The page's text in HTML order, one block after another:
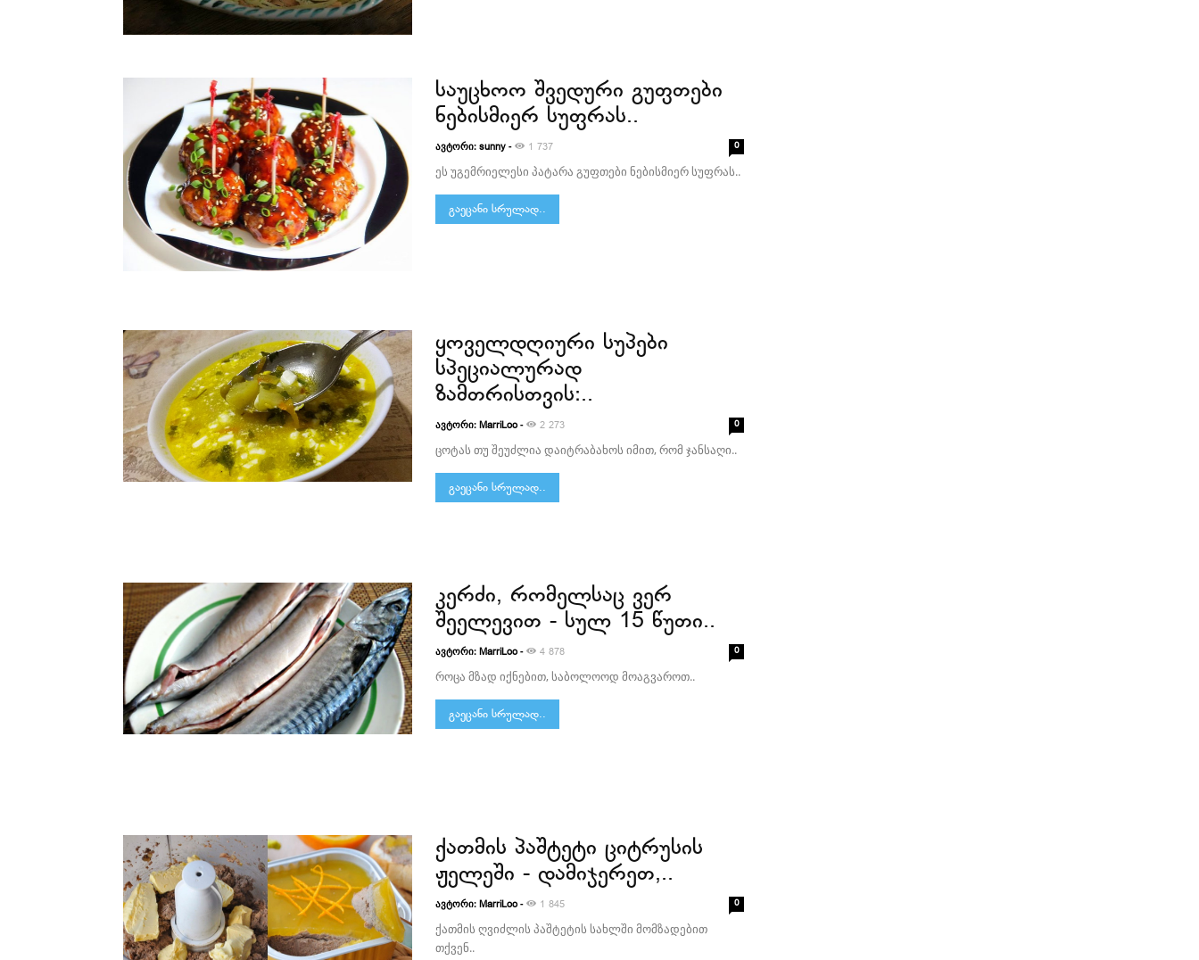
საუცხოო შვედური გუფთები
ნებისმიერ სუფრას..
ავტორი: sunny - 1 737 0
ეს უგემრიელესი პატარა გუფთები ნებისმიერ სუფრას..
გაეცანი სრულად..
ყოველდღიური სუპები
სპეციალურად
ზამთრისთვის:..
ავტორი: MarriLoo- 2 273 0
ცოტას თუ შეუძლია დაიტრაბახოს იმით, რომ ჯანსაღი..
გაეცანი სრულად..
კერძი, რომელსაც ვერ
შეელევით - სულ 15 წუთი..
ავტორი: MarriLoo- 4 878 0
როცა მზად იქნებით, საბოლოოდ მოაგვაროთ..
გაეცანი სრულად..
ქათმის პაშტეტი ციტრუსის
ჟელეში - დამიჯერეთ,..
ავტორი: MarriLoo- 1 845 0
ქათმის ღვიძლის პაშტეტის სახლში მომზადებით
თქვენ..